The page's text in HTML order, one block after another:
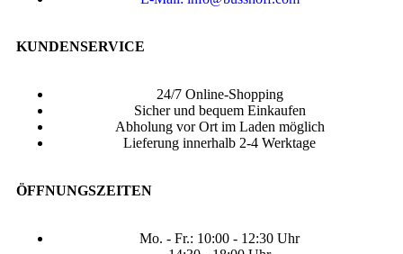
KUNDENSERVICE
24/7 Online-Shopping
Sicher und bequem Einkaufen
Abholung vor Ort im Laden möglich
Lieferung innerhalb 2-4 Werktage
ÖFFNUNGSZEITEN
Mo. - Fr.: 10:00 - 12:30 Uhr